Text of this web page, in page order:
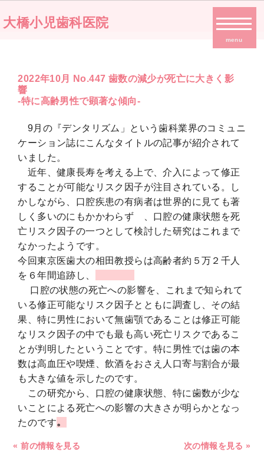
menu
大橋小児歯科医院
2022年10月 No.447 歯数の減少が死亡に大きく影
響
-特に高齢男性で顕著な傾向-
9月の『デンタリズム」という歯科業界のコミュニ
ケーション誌にこんなタイトルの記事が紹介されて
いました。
近年、健康長寿を考える上で、介入によって修正
することが可能なリスク因子が注目されている。し
かしながら、口腔疾患の有病者は世界的に見ても著
しく多いのにもかかわらず 、口腔の健康状態を死
亡リスク因子の一つとして検討した研究はこれまで
なかったようです。
今回東京医歯大の相田教授らは高齢者約５万２千人
を６年間追跡し、
口腔の状態の死亡への影響を、これまで知られて
いる修正可能なリスク因子とともに調査し、その結
果、特に男性において無歯顎であることは修正可能
なリスク因子の中でも最も高い死亡リスクであるこ
とが判明したということです。特に男性では歯の本
数は高血圧や喫煙、飲酒をおさえ人口寄与割合が最
も大きな値を示したのです。
この研究から、口腔の健康状態、特に歯数が少な
いことによる死亡への影響の大きさが明らかとなっ
たのです。
« 前の情報を見る 次の情報を見る »